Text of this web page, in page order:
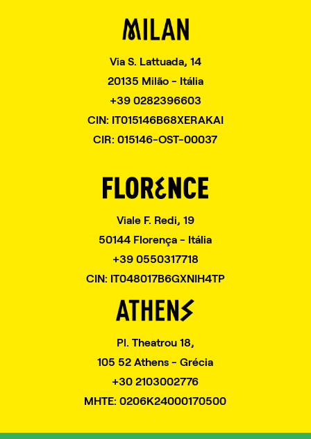
Via S. Lattuada, 14
20135 Milão - Itália
+39 0282396603
CIN: IT015146B68XERAKAI
CIR: 015146-OST-00037
Viale F. Redi, 19
50144 Florença - Itália
+39 0550317718
CIN: IT048017B6GXNIH4TP
Pl. Theatrou 18,
105 52 Athens - Grécia
+30 2103002776
MHTE: 0206K24000170500